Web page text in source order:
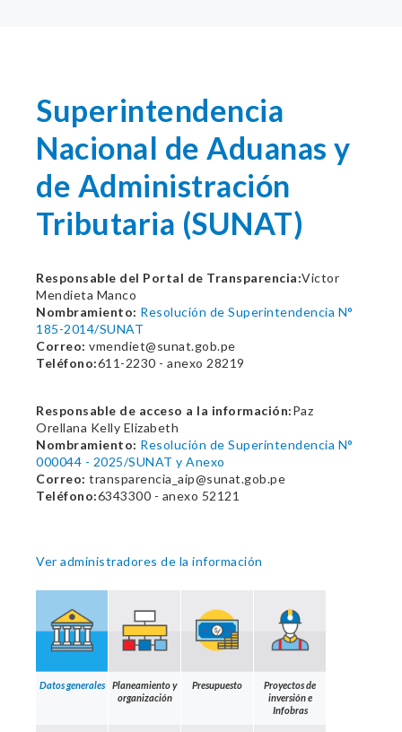
Superintendencia
Nacional de Aduanas y
de Administración
Tributaria (SUNAT)
Responsable del Portal de Transparencia:Victor
Mendieta Manco
Nombramiento: Resolución de Superintendencia N°
185-2014/SUNAT
Correo: vmendiet@sunat.gob.pe
Teléfono:611-2230 - anexo 28219
Responsable de acceso a la información:Paz
Orellana Kelly Elizabeth
Nombramiento: Resolución de Superintendencia N°
000044 - 2025/SUNAT y Anexo
Correo: transparencia_aip@sunat.gob.pe
Teléfono:6343300 - anexo 52121
Ver administradores de la información
Datos generales
Planeamiento y
organización
Presupuesto
Proyectos de
inversión e
Infobras